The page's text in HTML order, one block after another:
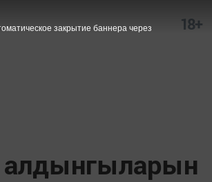
18+
алдынгыларын
закрытие баннера через